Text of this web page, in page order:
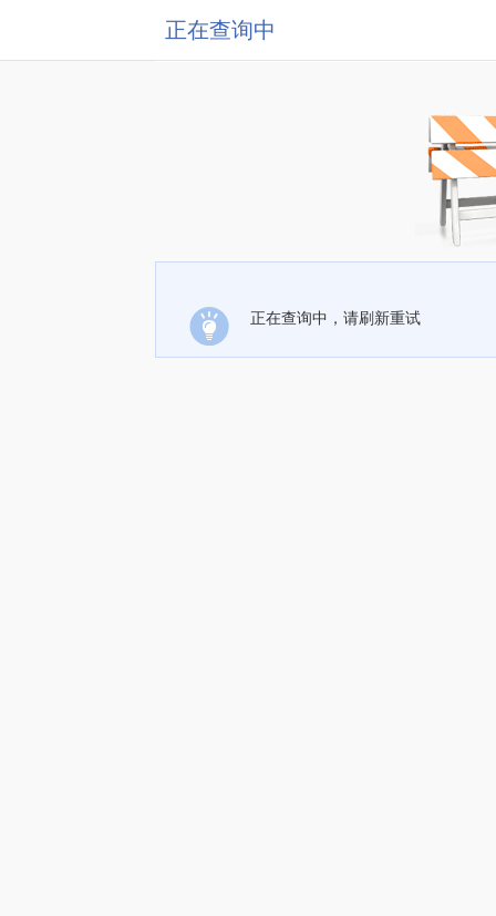
正在查询中
正在查询中，请刷新重试